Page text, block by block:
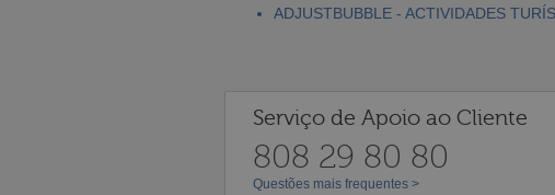
ADJUSTBUBBLE - ACTIVIDADES
Serviço de Apoio ao Cliente
808 29 80 80
Questões mais frequentes >